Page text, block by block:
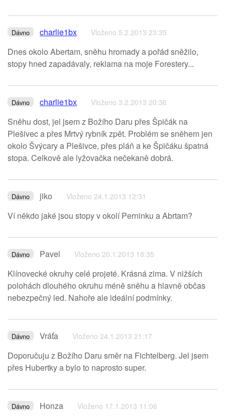
Dávno charlie1bx Vloženo 5.2.2013 23:35
Dnes okolo Abertam, sněhu hromady a pořád sněžilo,
stopy hned zapadávaly, reklama na moje Forestery...
Dávno charlie1bx Vloženo 3.2.2013 20:36
Sněhu dost, jel jsem z Božího Daru přes Špičák na
Plešivec a přes Mrtvý rybník zpět. Problém se sněhem jen
okolo Švýcary a Plešivce, přes pláň a ke Špičáku špatná
stopa. Celkově ale lyžovačka nečekaně dobrá.
Dávno jiko Vloženo 24.1.2013 12:31
Ví někdo jaké jsou stopy v okolí Perninku a Abrtam?
Dávno Pavel Vloženo 20.1.2013 18:35
Klínovecké okruhy celé projeté. Krásná zima. V nižších
polohách dlouhého okruhu méně sněhu a hlavně občas
nebezpečný led. Nahoře ale ideální podmínky.
Dávno Vráťa Vloženo 24.1.2013 21:17
Doporučuju z Božího Daru směr na Fichtelberg. Jel jsem
přes Hubertky a bylo to naprosto super.
Dávno Honza Vloženo 17.1.2013 11:06